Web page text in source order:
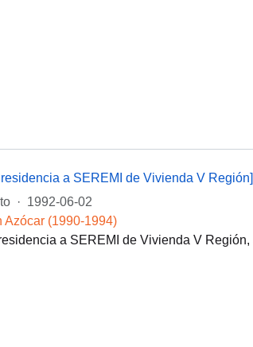
a SEREMI de Vivienda V Región]
· 1992-06-02
Azócar (1990-1994)
a SEREMI de Vivienda V